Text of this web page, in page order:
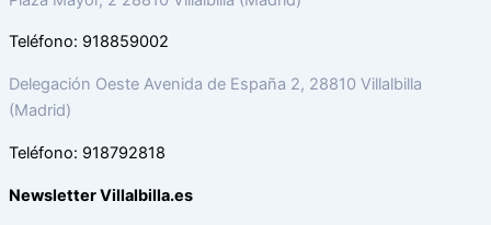
Teléfono: 918859002
Delegación Oeste Avenida de España 2, 28810 Villalbilla
(Madrid)
Teléfono: 918792818
Newsletter Villalbilla.es